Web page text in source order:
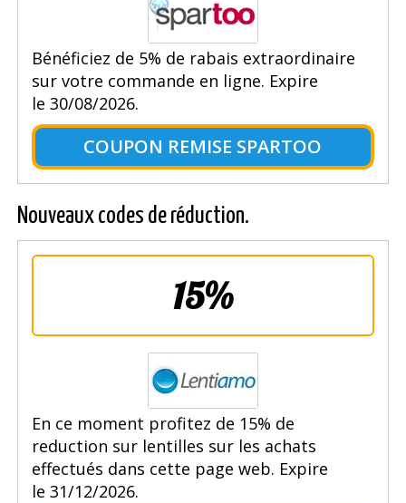
Bénéficiez de 5% de rabais extraordinaire
sur votre commande en ligne. Expire
le 30/08/2026.
COUPON REMISE SPARTOO
Nouveaux codes de réduction.
15%
En ce moment profitez de 15% de
reduction sur lentilles sur les achats
effectués dans cette page web. Expire
le 31/12/2026.